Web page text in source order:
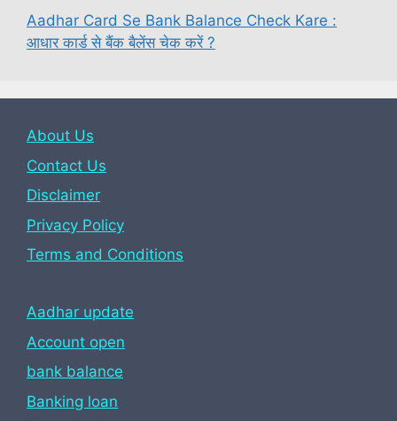
Aadhar Card Se Bank Balance Check Kare :
आधार कार्ड से बैंक बैलेंस चेक करें ?
About Us
Contact Us
Disclaimer
Privacy Policy
Terms and Conditions
Aadhar update
Account open
bank balance
Banking loan